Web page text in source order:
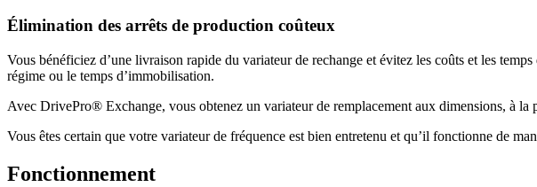
Élimination des arrêts de production coûteux
Vous bénéficiez d’une livraison rapide du variateur de rechange et évitez les coûts et les
régime ou le temps d’immobilisation.
Avec DrivePro® Exchange, vous obtenez un variateur de remplacement aux dimensions, à
Vous êtes certain que votre variateur de fréquence est bien entretenu et qu’il fonctionne de
Fonctionnement